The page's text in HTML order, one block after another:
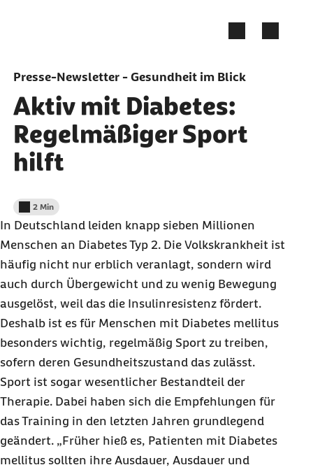
Presse-Newsletter - Gesundheit im Blick
Aktiv mit Diabetes:
Regelmäßiger Sport
hilft
Lesedauer weniger als
2 Min
In Deutschland leiden knapp sieben Millionen
Menschen an Diabetes Typ 2. Die Volkskrankheit ist
häufig nicht nur erblich veranlagt, sondern wird
auch durch Übergewicht und zu wenig Bewegung
ausgelöst, weil das die Insulinresistenz fördert.
Deshalb ist es für Menschen mit Diabetes mellitus
besonders wichtig, regelmäßig Sport zu treiben,
sofern deren Gesundheitszustand das zulässt.
Sport ist sogar wesentlicher Bestandteil der
Therapie. Dabei haben sich die Empfehlungen für
das Training in den letzten Jahren grundlegend
geändert. „Früher hieß es, Patienten mit Diabetes
mellitus sollten ihre Ausdauer, Ausdauer und